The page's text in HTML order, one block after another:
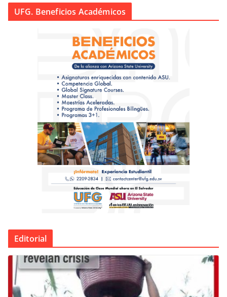
UFG. Beneficios Académicos
Editorial